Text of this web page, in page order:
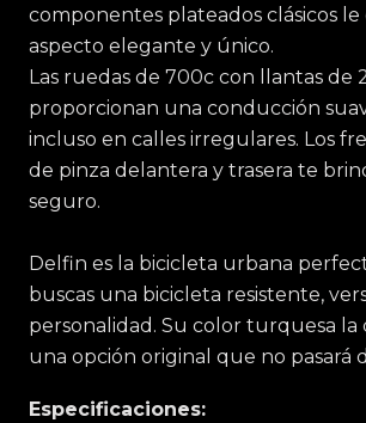
componentes plateados clásicos
aspecto elegante y único.
Las ruedas de 700c con llantas de
proporcionan una conducción
incluso en calles irregulares. Los
de pinza delantera y trasera te
seguro.
Delfin es la bicicleta urbana
buscas una bicicleta resistente,
personalidad. Su color turquesa la
una opción original que no pasará
Especificaciones: